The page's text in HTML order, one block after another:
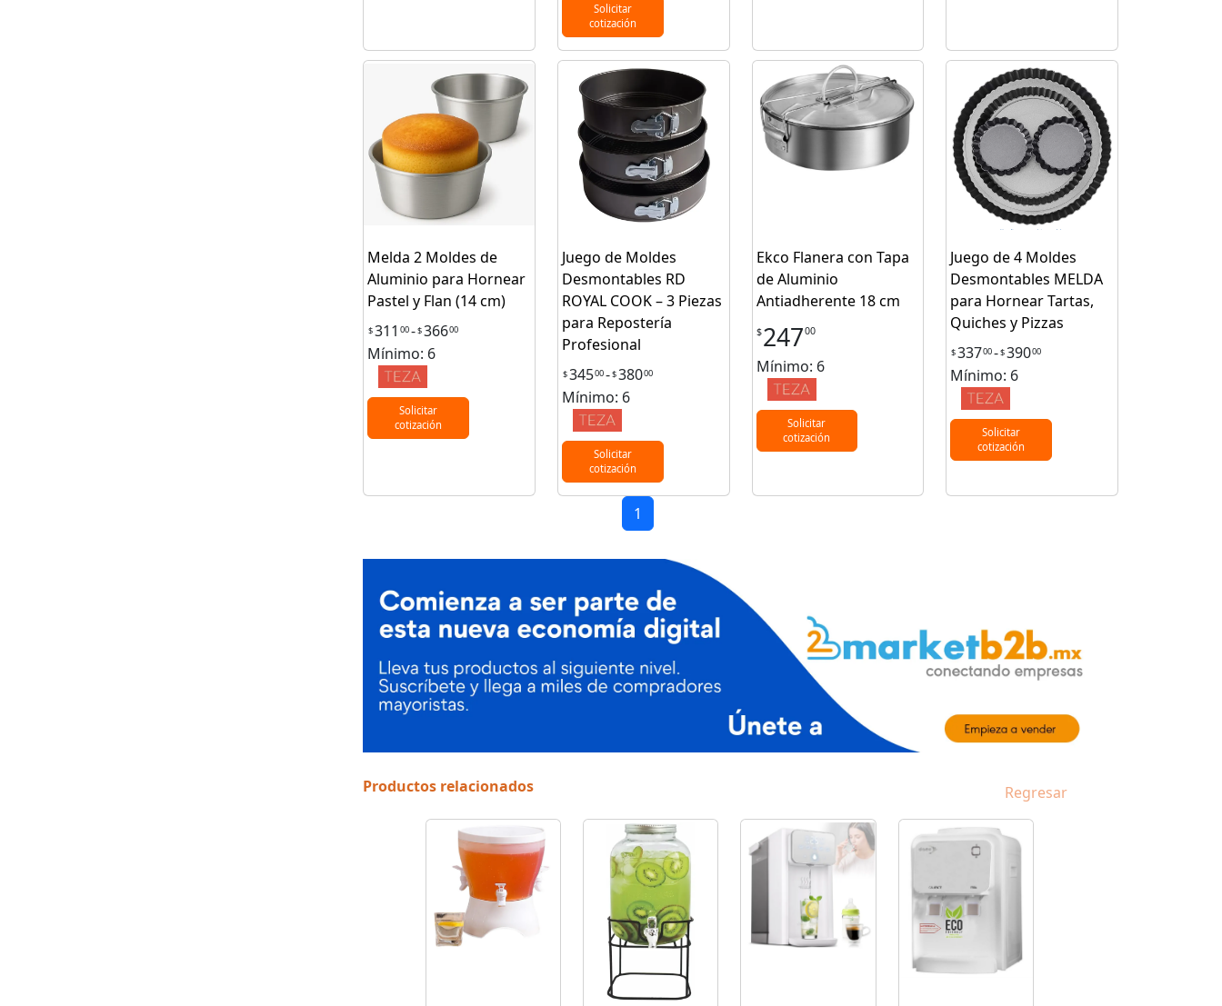
Solicitar
cotización
Melda 2 Moldes de
Aluminio para Hornear
Pastel y Flan (14 cm)
$311 00-$36600
Mínimo: 6
Solicitar
cotización
Juego de Moldes
Desmontables RD
ROYAL COOK – 3 Piezas
para Repostería
Profesional
$34500-$38000
Mínimo: 6
Solicitar
cotización
Ekco Flanera con Tapa
de Aluminio
Antiadherente 18 cm
$24700
Mínimo: 6
Solicitar
cotización
Juego de 4 Moldes
Desmontables MELDA
para Hornear Tartas,
Quiches y Pizzas
$33700-$39000
Mínimo: 6
Solicitar
cotización
1
Productos relacionados Regresar